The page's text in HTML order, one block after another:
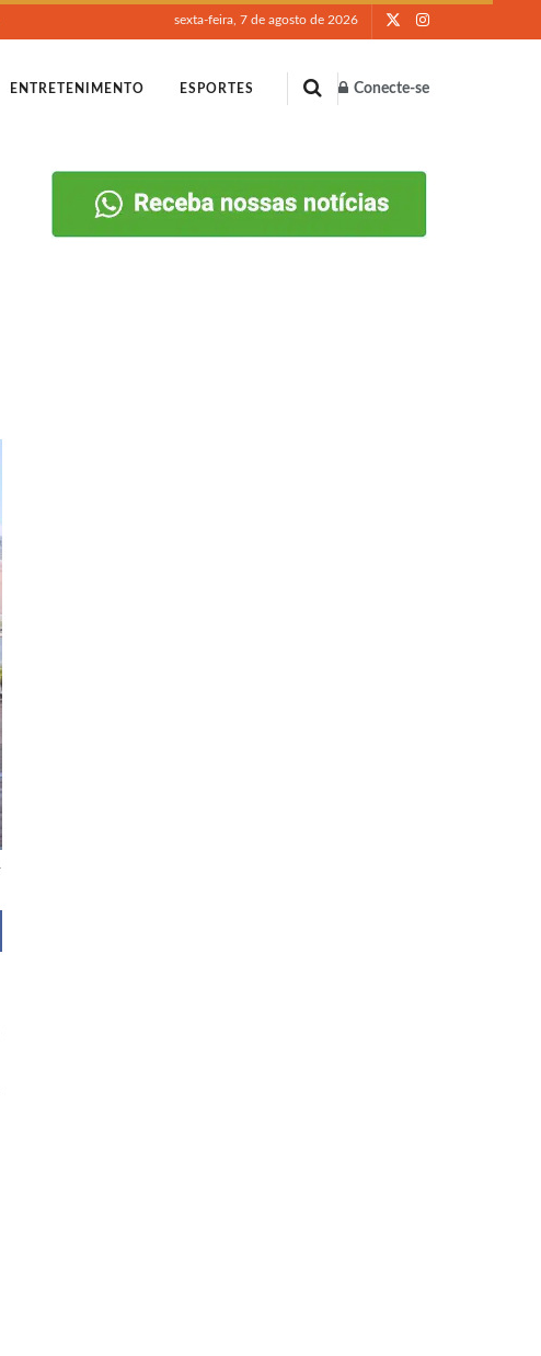
sexta-feira, 7 de agosto de 2026
ENTRETENIMENTO ESPORTES Conecte-se